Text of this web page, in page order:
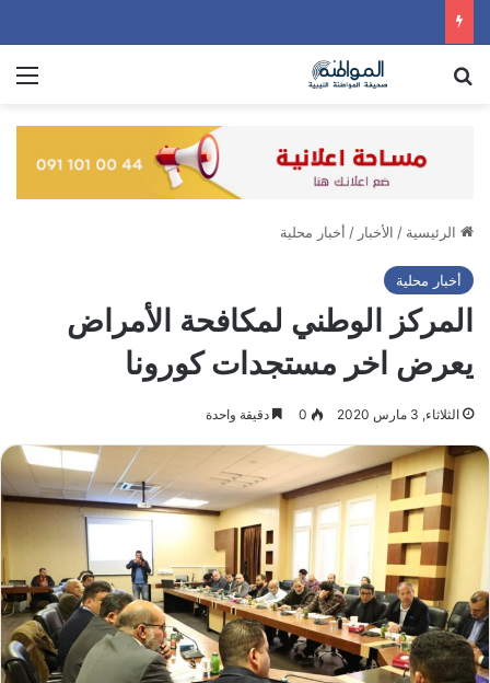
الرئيسية / الأخبار / أخبار محلية
أخبار محلية
المركز الوطني لمكافحة الأمراض
يعرض اخر مستجدات كورونا
الثلاثاء, 3 مارس 2020 0 دقيقة واحدة